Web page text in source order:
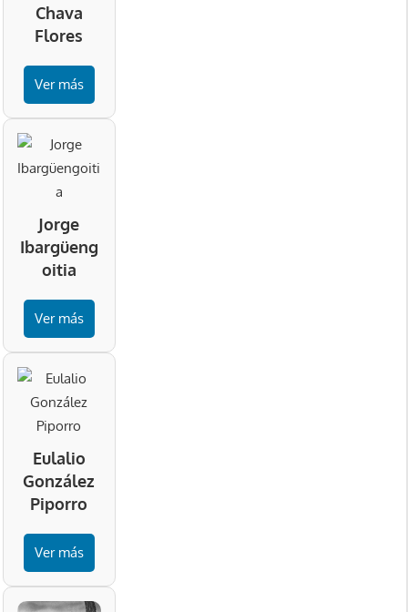
Chava
Flores
Ver más
Jorge
Ibargüeng
oitia
Ver más
Eulalio
González
Piporro
Ver más